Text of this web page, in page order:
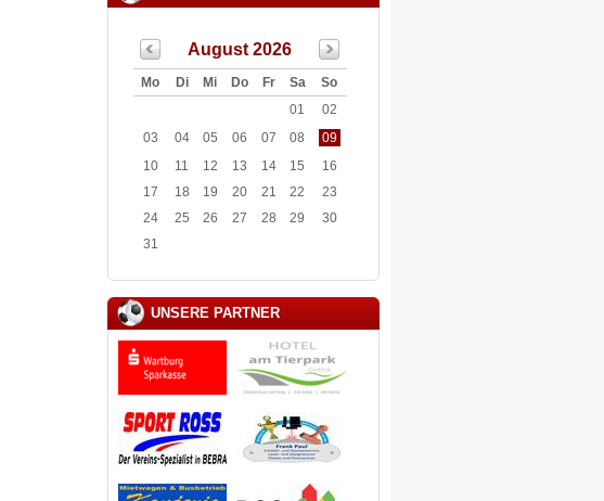
August 2026
Mo Di Mi Do Fr Sa
So
01
02
03
04 05 06 07 08
09
10
11 12 13 14 15
16
17
18 19 20 21 22
23
24
25 26 27 28 29
30
31
UNSERE PARTNER